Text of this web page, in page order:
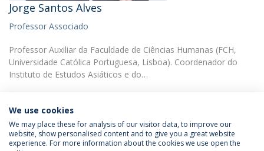
Jorge Santos Alves
Professor Associado
Professor Auxiliar da Faculdade de Ciências Humanas (FCH,
Universidade Católica Portuguesa, Lisboa). Coordenador do
Instituto de Estudos Asiáticos e do…
Política de Privacidade Termos & Condições
We use cookies
We may place these for analysis of our visitor data, to improve our
website, show personalised content and to give you a great website
experience. For more information about the cookies we use open the